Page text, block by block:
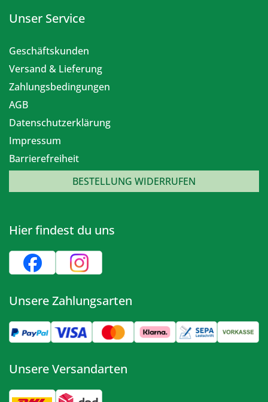
Unser Service
Geschäftskunden
Versand & Lieferung
Zahlungsbedingungen
AGB
Datenschutzerklärung
Impressum
Barrierefreiheit
BESTELLUNG WIDERRUFEN
Hier findest du uns
Unsere Zahlungsarten
Unsere Versandarten